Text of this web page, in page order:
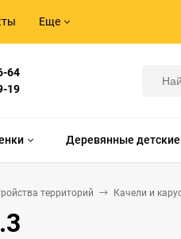
Еще
64
19
Деревянные
территорий Качели и